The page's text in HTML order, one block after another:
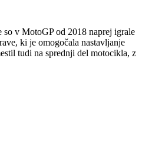
so v MotoGP od 2018 naprej igrale
ki je omogočala nastavljanje
tudi na sprednji del motocikla, z